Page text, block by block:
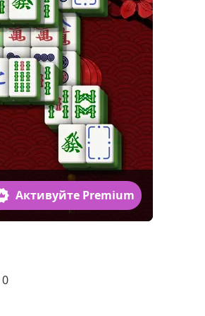
Активуйте Premium
0